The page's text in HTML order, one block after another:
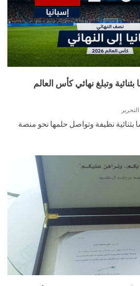
وتبلغ نهائي كأس العالم
بثنائية نظيفة وتواصل حلمها نحو منصة